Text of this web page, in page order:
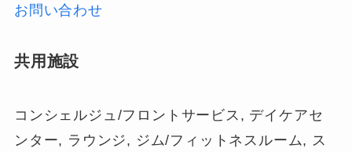
お問い合わせ
共用施設
コンシェルジュ/フロントサービス, デイケアセ
ンター, ラウンジ, ジム/フィットネスルーム, ス